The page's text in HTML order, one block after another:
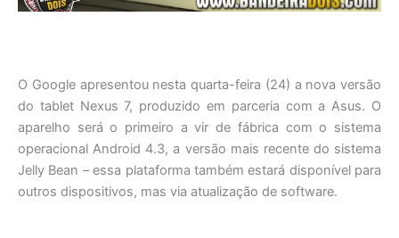
O Google apresentou nesta quarta-feira (24) a nova versão
do tablet Nexus 7, produzido em parceria com a Asus. O
aparelho será o primeiro a vir de fábrica com o sistema
operacional Android 4.3, a versão mais recente do sistema
Jelly Bean – essa plataforma também estará disponível para
outros dispositivos, mas via atualização de software.